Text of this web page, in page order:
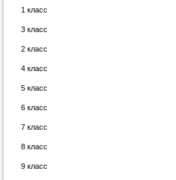
1 класс
3 класс
2 класс
4 класс
5 класс
6 класс
7 класс
8 класс
9 класс